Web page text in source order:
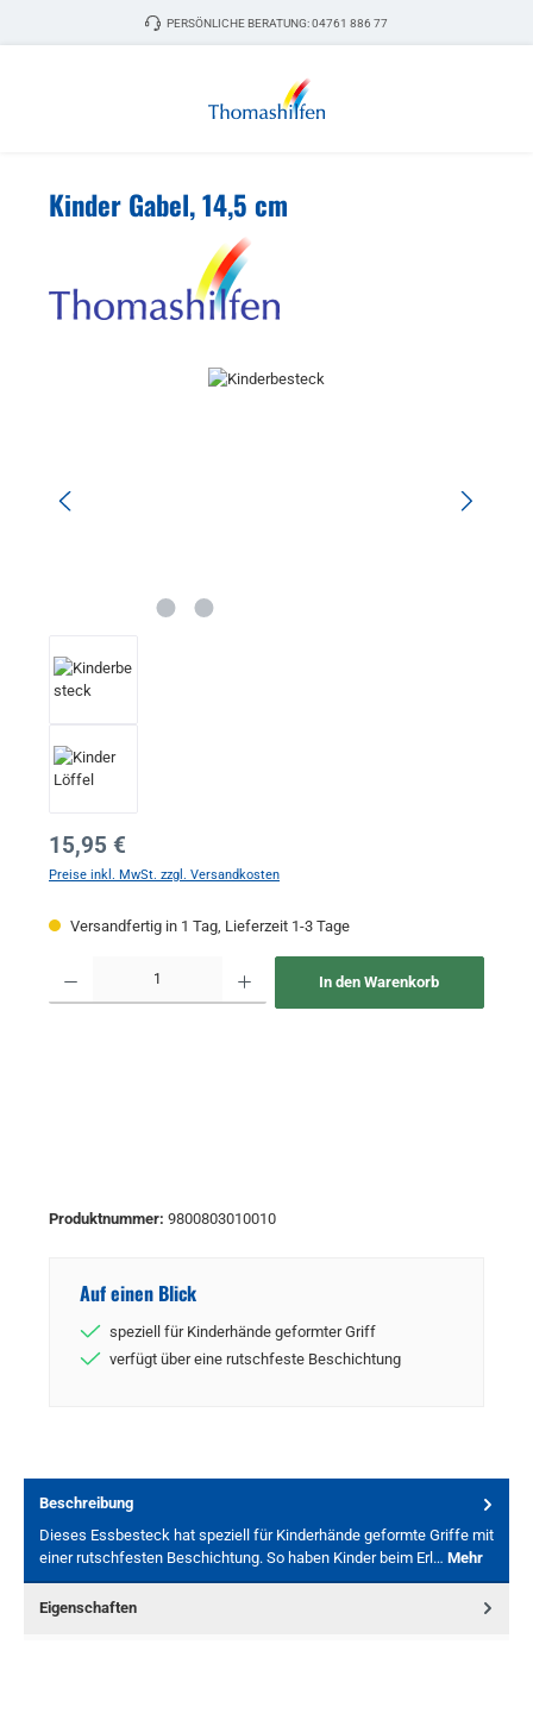
Zum Hauptinhalt springenPERSÖNLICHE BERATUNG:04761 886 77
Kinder Gabel, 14,5 cm
Bildergalerie überspringen
Regulärer Preis:
15,95 €
Preise inkl. MwSt. zzgl. Versandkosten
Versandfertig in 1 Tag, Lieferzeit 1-3 Tage
In den Warenkorb
Produktnummer: 9800803010010
Auf einen Blick
speziell für Kinderhände geformter Griff
verfügt über eine rutschfeste Beschichtung
Beschreibung
Dieses Essbesteck hat speziell für Kinderhände geformte Griffe mit
einer rutschfesten Beschichtung. So haben Kinder beim Erl… Mehr
Eigenschaften